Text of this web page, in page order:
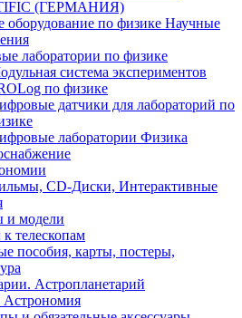
(ГЕРМАНИЯ)
оборудование по физике Научные
лаборатории по физике
система экспериментов
по физике
датчики для лабораторий по
лаборатории Физика
CD-Диски, Интерактивные
и модели
телескопам
пособия, карты, постеры,
Астропланетарий